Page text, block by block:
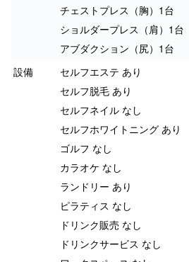
チェストプレス（胸）1台
ショルダープレス（肩）1台
アブダクション（尻）1台
設備
セルフエステ あり
セルフ脱毛 あり
セルフネイル なし
セルフホワイトニング あり
ゴルフ なし
カラオケ なし
ランドリー あり
ピラティス なし
ドリンク販売 なし
ドリンクサービス なし